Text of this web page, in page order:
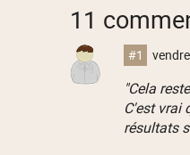
11
#1
"Cela
C'est vrai
résultats